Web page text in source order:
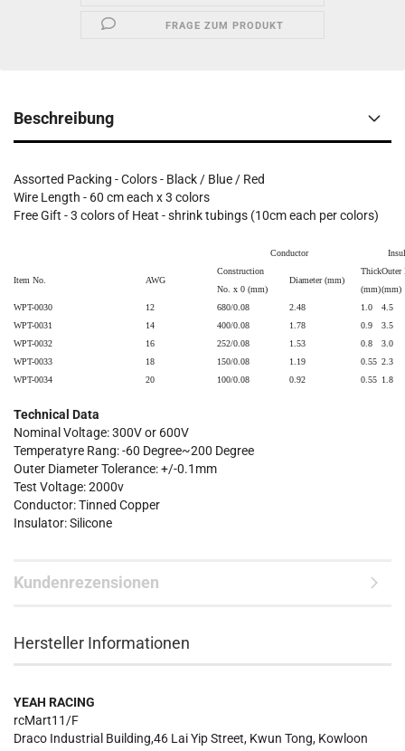
FRAGE ZUM PRODUKT
Beschreibung
Assorted Packing - Colors - Black / Blue / Red
Wire Length - 60 cm each x 3 colors
Free Gift - 3 colors of Heat - shrink tubings (10cm each per colors)
Conductor
Item No. AWG
Construction
No. x 0 (mm)
Diameter (mm)
Thick
(mm)
Outer
(mm)
WPT-0030
WPT-0031
WPT-0032
WPT-0033
WPT-0034
12
14
16
18
20
680/0.08
400/0.08
252/0.08
150/0.08
100/0.08
2.48
1.78
1.53
1.19
0.92
1.0
0.9
0.8
0.55
0.55
4.5
3.5
3.0
2.3
1.8
Technical Data
Nominal Voltage: 300V or 600V
Temperatyre Rang: -60 Degree~200 Degree
Outer Diameter Tolerance: +/-0.1mm
Test Voltage: 2000v
Conductor: Tinned Copper
Insulator: Silicone
Kundenrezensionen
Hersteller Informationen
YEAH RACING
rcMart11/F
Draco Industrial Building,46 Lai Yip Street, Kwun Tong, Kowloon